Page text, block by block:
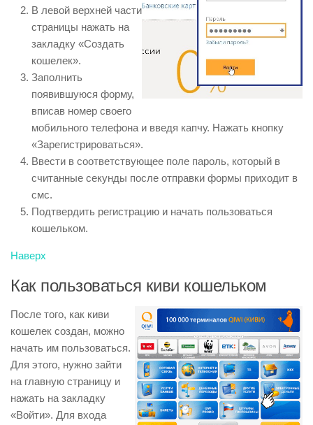
В левой верхней части
страницы нажать на
закладку «Создать
кошелек».
Заполнить
появившуюся форму,
вписав номер своего
мобильного телефона и введя капчу. Нажать кнопку
«Зарегистрироваться».
Ввести в соответствующее поле пароль, который в
считанные секунды после отправки формы приходит в
смс.
Подтвердить регистрацию и начать пользоваться
кошельком.
Наверх
Как пользоваться киви кошельком
После того, как киви
кошелек создан, можно
начать им пользоваться.
Для этого, нужно зайти
на главную страницу и
нажать на закладку
«Войти». Для входа